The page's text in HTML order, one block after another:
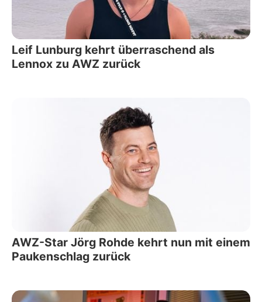
Leif Lunburg kehrt überraschend als
Lennox zu AWZ zurück
AWZ-Star Jörg Rohde kehrt nun mit einem
Paukenschlag zurück